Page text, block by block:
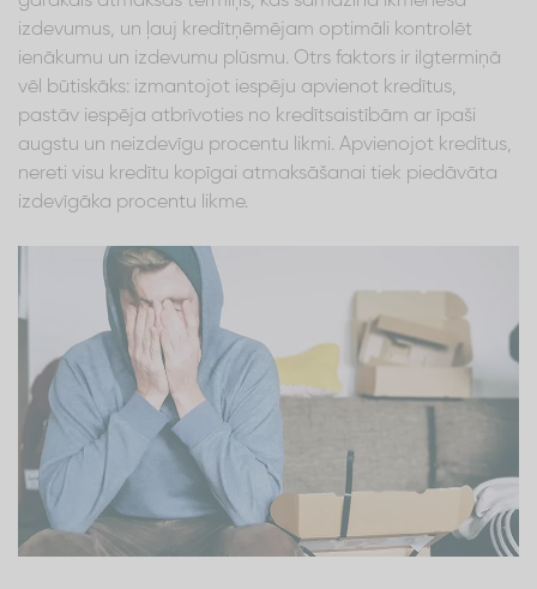
izdevumus, un ļauj kredītņēmējam optimāli kontrolēt
ienākumu un izdevumu plūsmu. Otrs faktors ir ilgtermiņā
vēl būtiskāks: izmantojot iespēju apvienot kredītus,
pastāv iespēja atbrīvoties no kredītsaistībām ar īpaši
augstu un neizdevīgu procentu likmi. Apvienojot kredītus,
nereti visu kredītu kopīgai atmaksāšanai tiek piedāvāta
izdevīgāka procentu likme.